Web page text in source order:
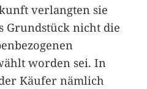
verlangten sie
Grundstück nicht die
worden sei. In
Käufer nämlich